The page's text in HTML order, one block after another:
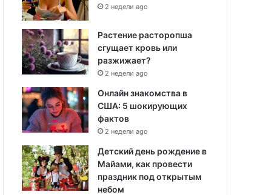
2 недели ago
Растение расторопша
сгущает кровь или
разжижает?
2 недели ago
Онлайн знакомства в
США: 5 шокирующих
фактов
2 недели ago
Детский день рождение в
Майами, как провести
праздник под открытым
небом